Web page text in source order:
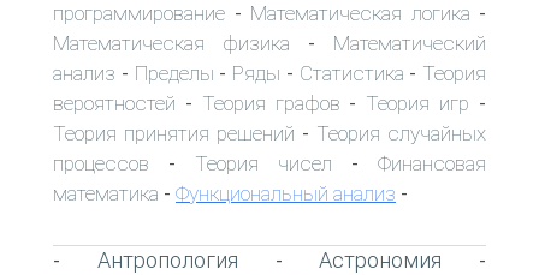
программирование - Математическая логика -
Математическая физика - Математический
анализ - Пределы - Ряды - Статистика - Теория
вероятностей - Теория графов - Теория игр -
Теория принятия решений - Теория случайных
процессов - Теория чисел - Финансовая
математика - Функциональный анализ -
- Антропология -Астрономия -